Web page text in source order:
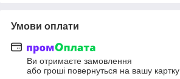
Умови оплати
Ви отримаєте замовлення
або гроші повернуться на вашу картку